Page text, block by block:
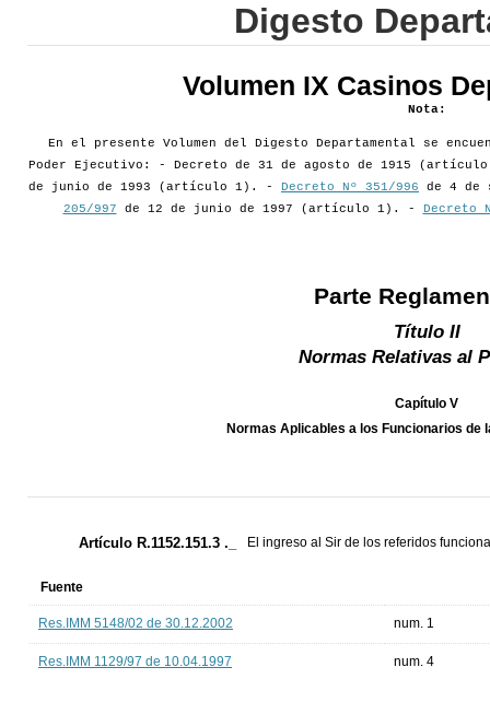
Digesto
Volumen IX Casinos
Nota:
En el presente Volumen del Digesto Departamental se
Poder Ejecutivo: - Decreto de 31 de agosto de 1915
de junio de 1993 (artículo 1). -
Decreto Nº 351/996 de 4 de
205/997 de 12 de junio de 1997 (artículo 1). - Decreto
Parte
Título II
Normas Relativas al
Capítulo V
Normas Aplicables a los Funcionarios de
Artículo R.1152.151.3 ._ El ingreso al Sir de los referidos
Fuente
Res.IMM 5148/02 de 30.12.2002 num. 1
Res.IMM 1129/97 de 10.04.1997 num. 4